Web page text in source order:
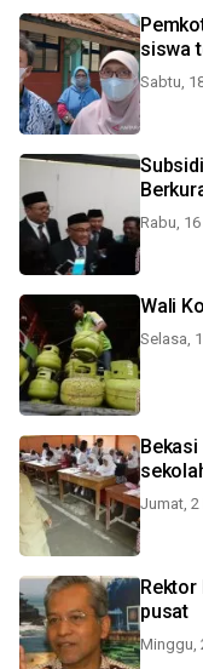
siswa
Sabtu,
Rabu,
Wali
Selasa,
Jumat, 2
Rektor
pusat
Minggu,